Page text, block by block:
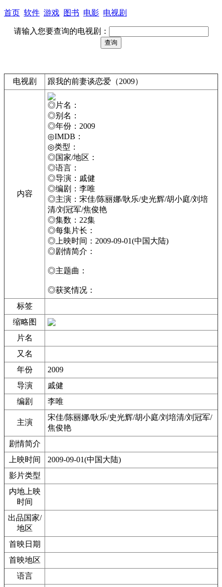
首页 软件 游戏 图书 电影 电视剧
请输入您要查询的电视剧：
电视剧 跟我的前妻谈恋爱（2009）
内容
◎片名：
◎别名：
◎年份：2009
◎IMDB：
◎类型：
◎国家/地区：
◎语言：
◎导演：戚健
◎编剧：李唯
◎主演：宋佳/陈丽娜/耿乐/史光辉/胡小庭/刘培
清/刘冠军/焦俊艳
◎集数：22集
◎每集片长：
◎上映时间：2009-09-01(中国大陆)
◎剧情简介：
◎主题曲：
◎获奖情况：
标签
缩略图
片名
又名
年份
2009
导演
戚健
编剧
李唯
主演
宋佳/陈丽娜/耿乐/史光辉/胡小庭/刘培清/刘冠军/
焦俊艳
剧情简介
上映时间
2009-09-01(中国大陆)
影片类型
内地上映
时间
出品国家/
地区
首映日期
首映地区
语言